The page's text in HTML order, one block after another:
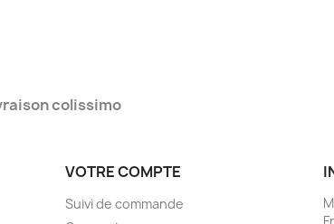
colissimo
VOTRE COMPTE
Suivi de commande